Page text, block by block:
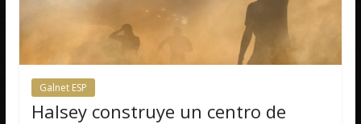
Galnet ESP
Halsey construye un centro de